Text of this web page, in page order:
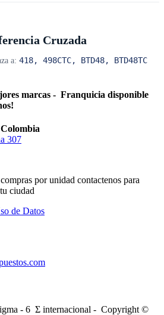
Cruzada
a: 418, 498CTC, BTD48, BTD48TC
marcas - Franquicia disponible
307
por unidad contactenos para
ciudad
de Datos
- 6 Σ internacional - Copyright ©